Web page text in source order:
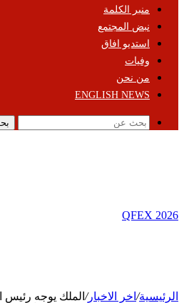
منبر الكلمة
نبض المجتمع
استديو افاق
وفيات
من نحن
ENGLISH NEWS
QFEX 2026
الرئيسية/ اخر الاخبار/ الملك يوجه رئيس